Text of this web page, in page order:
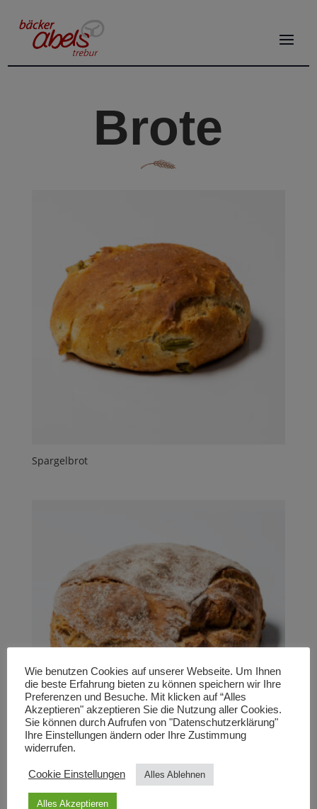
Brote
Spargelbrot
Pflasterstein
Wie benutzen Cookies auf unserer Webseite. Um Ihnen
die beste Erfahrung bieten zu können speichern wir Ihre
Preferenzen und Besuche. Mit klicken auf “Alles
Akzeptieren" akzeptieren Sie die Nutzung aller Cookies.
Sie können durch Aufrufen von "Datenschutzerklärung"
Ihre Einstellungen ändern oder Ihre Zustimmung
widerrufen.
Cookie Einstellungen Alles Ablehnen
Alles Akzeptieren